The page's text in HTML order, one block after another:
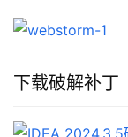
下载破解补丁